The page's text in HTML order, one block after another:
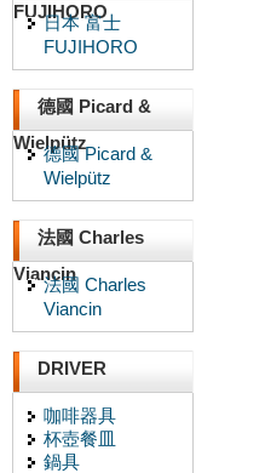
FUJIHORO
日本 富士
FUJIHORO
德國 Picard &
Wielpütz
德國 Picard &
Wielpütz
法國 Charles
Viancin
法國 Charles
Viancin
DRIVER
咖啡器具
杯壺餐皿
鍋具